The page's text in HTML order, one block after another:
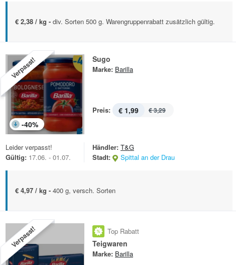
€ 2,38 / kg - div. Sorten 500 g. Warengruppenrabatt zusätzlich gültig.
Verpasst!
-40%
Sugo
Marke: Barilla
Preis: € 1,99 € 3,29
Leider verpasst!
Gültig: 17.06. - 01.07.
Händler: T&G
Stadt:
Spittal an der Drau
€ 4,97 / kg - 400 g, versch. Sorten
Verpasst! Top Rabatt
Teigwaren
Marke: Barilla